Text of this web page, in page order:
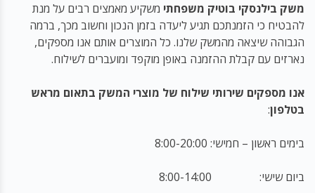
משק בילנסקי בוטיק משפחתי משקיע מאמצים רבים על מנת
להבטיח כי הזמנתכם תגיע ליעדה בזמן הנכון וחשוב מכך, ברמה
הגבוהה שיצאה מהמשק שלנו. כל המוצרים אותם אנו מספקים,
נארזים עם קבלת ההזמנה באופן מוקפד ומועברים לשילוח.
אנו מספקים שירותי שילוח של מוצרי המשק בתאום מראש
בטלפון:
בימים ראשון – חמישי: 8:00-20:00
ביום שישי: 8:00-14:00